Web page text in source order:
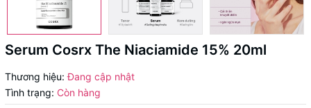
Serum Cosrx The Niaciamide 15% 20ml
Thương hiệu: Đang cập nhật
Tình trạng: Còn hàng